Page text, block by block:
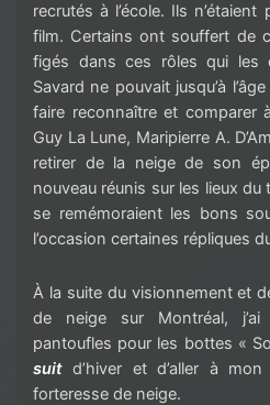
recrutés à l’école. Ils
film. Certains ont souffert de
figés dans ces rôles qui les
Savard ne pouvait jusqu’à
faire reconnaître et comparer
Guy La Lune, Maripierre A.
retirer de la neige de son
nouveau réunis sur les lieux
se remémoraient les bons
l’occasion certaines répliques
À la suite du visionnement et
de neige sur Montréal,
pantoufles pour les bottes «
suitd’hiver et d’aller à
forteresse de neige.